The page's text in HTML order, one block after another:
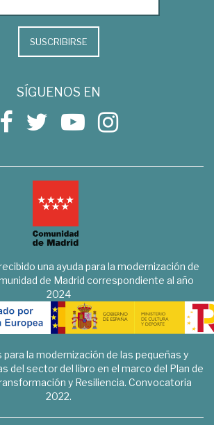
SUSCRIBIRSE
SÍGUENOS EN
una ayuda para la modernización de
de Madrid correspondiente al año
2024
para la modernización de las pequeñas y
del sector del libro en el marco del Plan de
y Resiliencia. Convocatoria
2022.